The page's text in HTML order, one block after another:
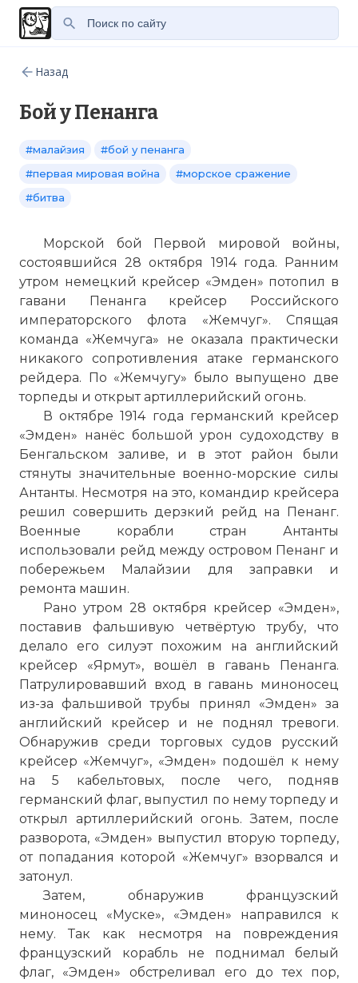
Назад
Бой у Пенанга
#малайзия
#бой у пенанга
#первая мировая война
#морское сражение
#битва
Морской бой Первой мировой войны,
состоявшийся 28 октября 1914 года. Ранним
утром немецкий крейсер «Эмден» потопил в
гавани Пенанга крейсер Российского
императорского флота «Жемчуг». Спящая
команда «Жемчуга» не оказала практически
никакого сопротивления атаке германского
рейдера. По «Жемчугу» было выпущено две
торпеды и открыт артиллерийский огонь.
В октябре 1914 года германский крейсер
«Эмден» нанёс большой урон судоходству в
Бенгальском заливе, и в этот район были
стянуты значительные военно-морские силы
Антанты. Несмотря на это, командир крейсера
решил совершить дерзкий рейд на Пенанг.
Военные корабли стран Антанты
использовали рейд между островом Пенанг и
побережьем Малайзии для заправки и
ремонта машин.
Рано утром 28 октября крейсер «Эмден»,
поставив фальшивую четвёртую трубу, что
делало его силуэт похожим на английский
крейсер «Ярмут», вошёл в гавань Пенанга.
Патрулировавший вход в гавань миноносец
из-за фальшивой трубы принял «Эмден» за
английский крейсер и не поднял тревоги.
Обнаружив среди торговых судов русский
крейсер «Жемчуг», «Эмден» подошёл к нему
на 5 кабельтовых, после чего, подняв
германский флаг, выпустил по нему торпеду и
открыл артиллерийский огонь. Затем, после
разворота, «Эмден» выпустил вторую торпеду,
от попадания которой «Жемчуг» взорвался и
затонул.
Затем, обнаружив французский
миноносец «Муске», «Эмден» направился к
нему. Так как несмотря на повреждения
французский корабль не поднимал белый
флаг, «Эмден» обстреливал его до тех пор,